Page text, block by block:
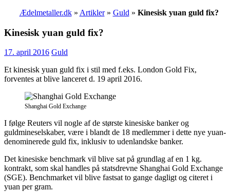
Ædelmetaller.dk» Artikler» Guld » Kinesisk yuan guld fix?
Kinesisk yuan guld fix?
17. april 2016 Guld
Et kinesisk yuan guld fix i stil med f.eks. London Gold Fix,
forventes at blive lanceret d. 19 april 2016.
Shanghai Gold Exchange
I følge Reuters vil nogle af de største kinesiske banker og
guldmineselskaber, være i blandt de 18 medlemmer i dette nye yuan-
denominerede guld fix, inklusiv to udenlandske banker.
Det kinesiske benchmark vil blive sat på grundlag af en 1 kg.
kontrakt, som skal handles på statsdrevne Shanghai Gold Exchange
(SGE). Benchmarket vil blive fastsat to gange dagligt og citeret i
yuan per gram.